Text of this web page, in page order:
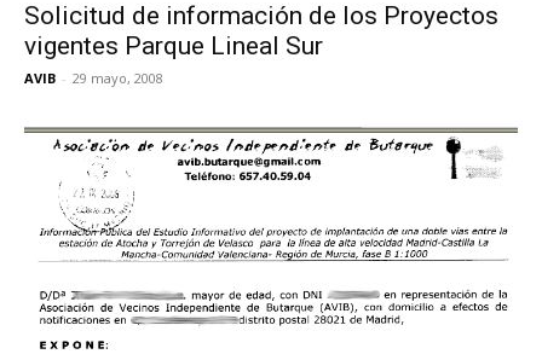
Solicitud de información de los Proyectos
vigentes Parque Lineal Sur
AVIB - 29 mayo, 2008